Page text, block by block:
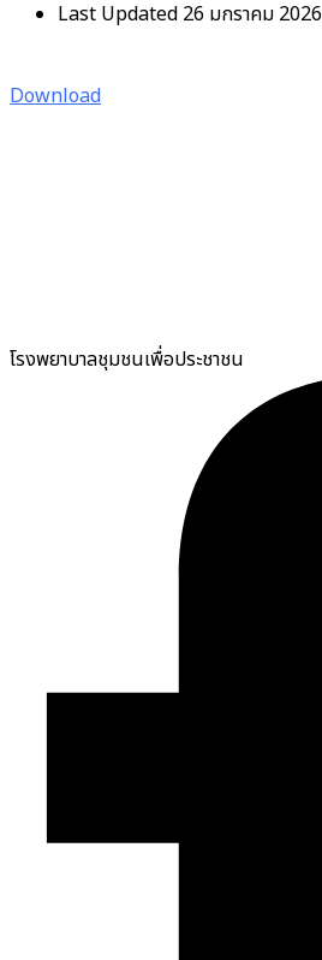
Last Updated 26 มกราคม 2026
Download
โรงพยาบาลชุมชนเพื่อประชาชน